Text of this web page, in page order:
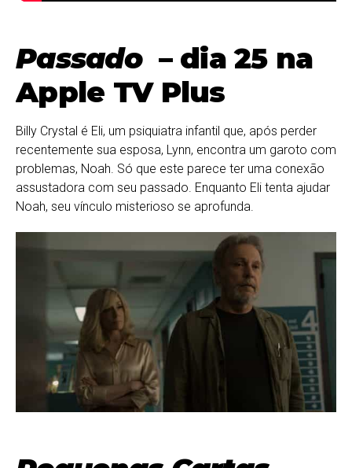
Passado– dia 25 na
Apple TV Plus
Billy Crystal é Eli, um psiquiatra infantil que, após perder
recentemente sua esposa, Lynn, encontra um garoto com
problemas, Noah. Só que este parece ter uma conexão
assustadora com seu passado. Enquanto Eli tenta ajudar
Noah, seu vínculo misterioso se aprofunda.